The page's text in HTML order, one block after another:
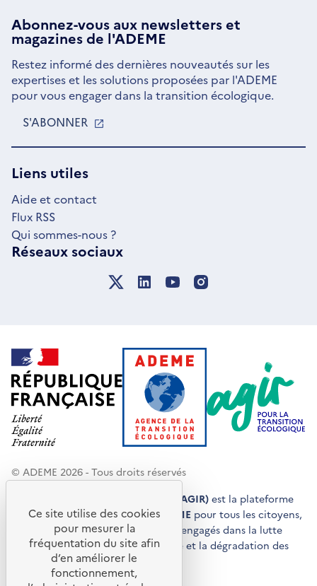
Abonnez-vous aux newsletterset
magazines de l'ADEME
Restez informé des dernières nouveautés sur les
expertises et les solutions proposées par l'ADEME
pour vous engager dans la transition écologique.
S'ABONNER
UNE
Liens utiles
Aide et contact
Flux RSS
Qui sommes-nous ?
Réseaux sociaux
© ADEME 2026 - Tous droits réservés
Agir pour la transition écologique (AGIR) est la plateforme
de conseils et de services de l'ADEME pour tous les citoyens,
acteurs économiques et territoires engagés dans la lutte
contre le réchauffement climatique et la dégradation des
ressources.
Ce site utilise des cookies
pour mesurer la
fréquentation du site afin
d’en améliorer le
fonctionnement,